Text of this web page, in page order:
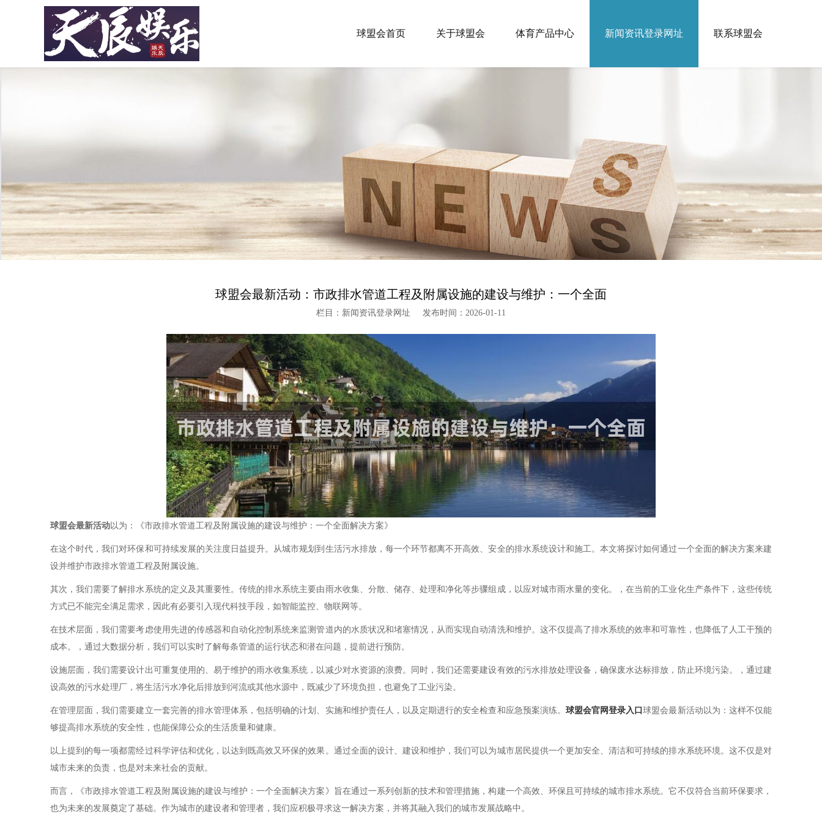
球盟会首页 关于球盟会 体育产品中心 新闻资讯登录网址 联系球盟会
球盟会最新活动：市政排水管道工程及附属设施的建设与维护：一个全面
栏目：新闻资讯登录网址 发布时间：2026-01-11
球盟会最新活动以为：《市政排水管道工程及附属设施的建设与维护：一个全面解决方案》
在这个时代，我们对环保和可持续发展的关注度日益提升。从城市规划到生活污水排放，每一个环节都离不开高效、安全的排水系统设计和施工。本文将探讨如何通过一个全面的解决方案来建
设并维护市政排水管道工程及附属设施。
其次，我们需要了解排水系统的定义及其重要性。传统的排水系统主要由雨水收集、分散、储存、处理和净化等步骤组成，以应对城市雨水量的变化。，在当前的工业化生产条件下，这些传统
方式已不能完全满足需求，因此有必要引入现代科技手段，如智能监控、物联网等。
在技术层面，我们需要考虑使用先进的传感器和自动化控制系统来监测管道内的水质状况和堵塞情况，从而实现自动清洗和维护。这不仅提高了排水系统的效率和可靠性，也降低了人工干预的
成本。，通过大数据分析，我们可以实时了解每条管道的运行状态和潜在问题，提前进行预防。
设施层面，我们需要设计出可重复使用的、易于维护的雨水收集系统，以减少对水资源的浪费。同时，我们还需要建设有效的污水排放处理设备，确保废水达标排放，防止环境污染。，通过建
设高效的污水处理厂，将生活污水净化后排放到河流或其他水源中，既减少了环境负担，也避免了工业污染。
在管理层面，我们需要建立一套完善的排水管理体系，包括明确的计划、实施和维护责任人，以及定期进行的安全检查和应急预案演练。 球盟会官网登录入口球盟会最新活动以为：这样不仅能
够提高排水系统的安全性，也能保障公众的生活质量和健康。
以上提到的每一项都需经过科学评估和优化，以达到既高效又环保的效果。通过全面的设计、建设和维护，我们可以为城市居民提供一个更加安全、清洁和可持续的排水系统环境。这不仅是对
城市未来的负责，也是对未来社会的贡献。
而言，《市政排水管道工程及附属设施的建设与维护：一个全面解决方案》旨在通过一系列创新的技术和管理措施，构建一个高效、环保且可持续的城市排水系统。它不仅符合当前环保要求，
也为未来的发展奠定了基础。作为城市的建设者和管理者，我们应积极寻求这一解决方案，并将其融入我们的城市发展战略中。